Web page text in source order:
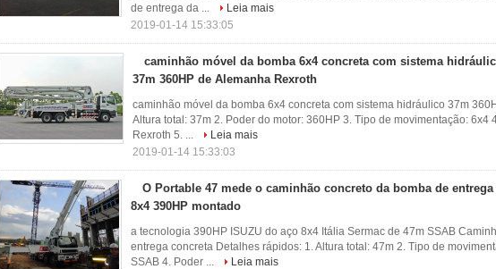
de entrega da ...
Leia mais
2019-01-14 15:33:05
caminhão móvel da bomba 6x4 concreta com sistema
37m 360HP de Alemanha Rexroth
caminhão móvel da bomba 6x4 concreta com sistema hidráulico 37m
Altura total: 37m 2. Poder do motor: 360HP 3. Tipo de movimentação: 6x4
Rexroth 5. ...
Leia mais
2019-01-14 15:33:03
O Portable 47 mede o caminhão concreto da bomba de entrega
8x4 390HP montado
a tecnologia 390HP ISUZU do aço 8x4 Itália Sermac de 47m SSAB
entrega concreta Detalhes rápidos: 1. Altura total: 47m 2. Tipo de
SSAB 4. Poder ...
Leia mais